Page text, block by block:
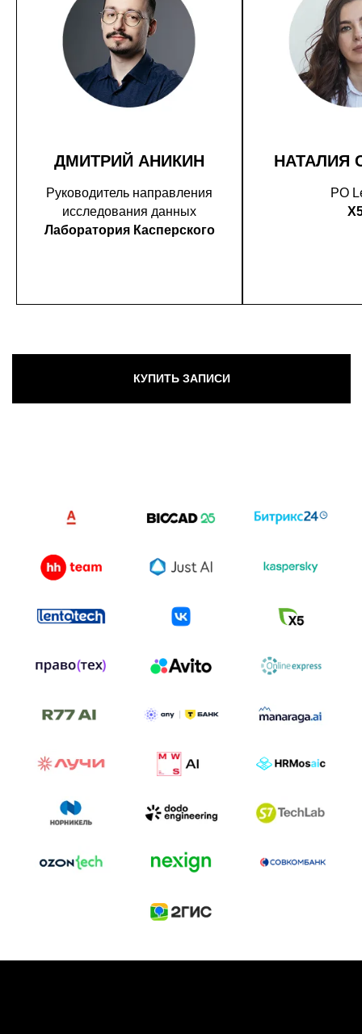
ДМИТРИЙ АНИКИН
Руководитель направления
исследования данных
Лаборатория Касперского
НАТАЛИЯ
PO
к построению бизнеса и созданию технологий под
И БИТВА АГЕНТОВ